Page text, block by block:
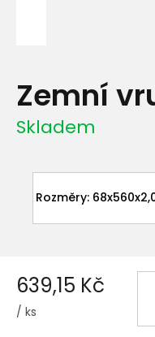
Zemní
Skladem
639,15 Kč
/ ks